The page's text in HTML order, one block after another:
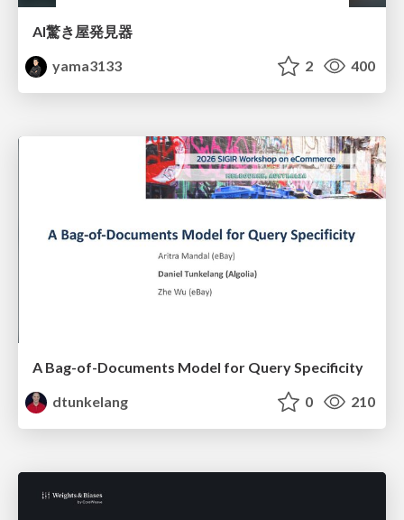
AI驚き屋発見器
yama3133
2 400
A Bag-of-Documents Model for Query Specificity
dtunkelang
0 210